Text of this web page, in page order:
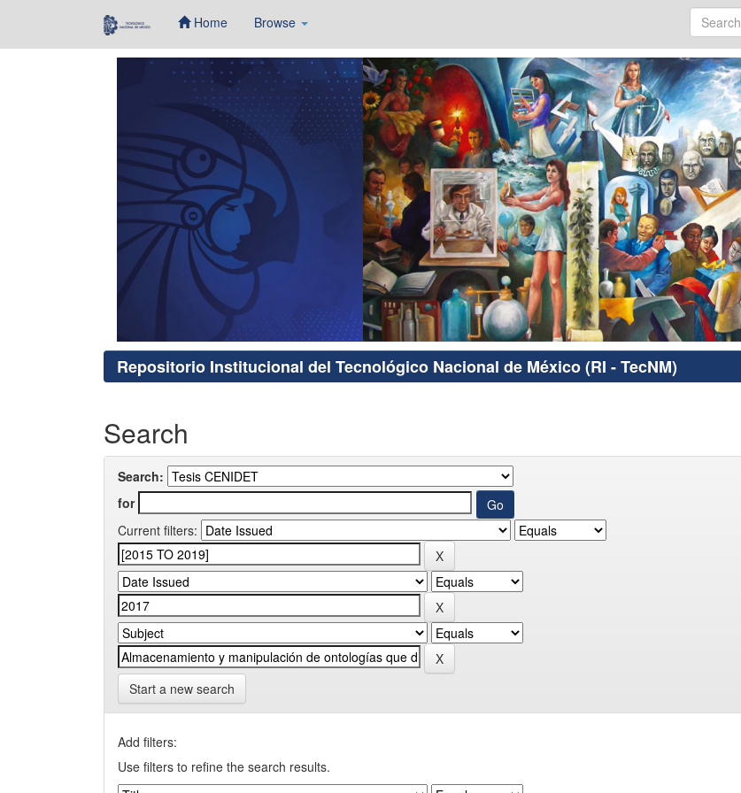
Home Browse
Repositorio Institucional del Tecnológico Nacional de México (RI - TecNM)
Search
Search:
for
Current filters:
Start a new search
Add filters:
Use filters to refine the search results.